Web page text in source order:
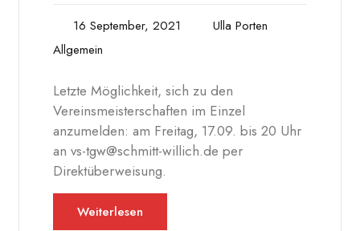
16 September, 2021
Ulla Porten
Allgemein
Letzte Möglichkeit, sich zu den
Vereinsmeisterschaften im Einzel
anzumelden: am Freitag, 17.09. bis 20 Uhr
an vs-tgw@schmitt-willich.de per
Direktüberweisung.
Weiterlesen